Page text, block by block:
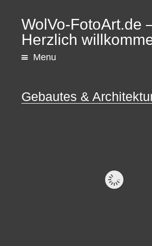
WolVo-FotoArt.de
Herzlich
Menu
Gebautes &